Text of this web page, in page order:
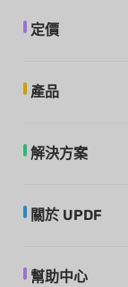
定價
產品
解決方案
關於 UPDF
幫助中心